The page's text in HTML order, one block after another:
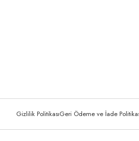
Gizlilik PolitikasıGeri Ödeme ve İade